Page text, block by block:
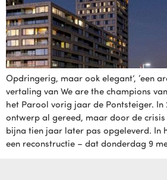
Opdringerig, maar ook elegant’, ‘een
vertaling van We are the champions
het Parool vorig jaar de Pontsteiger. In
ontwerp al gereed, maar door de
bijna tien jaar later pas opgeleverd. In
een reconstructie – dat donderdag 9